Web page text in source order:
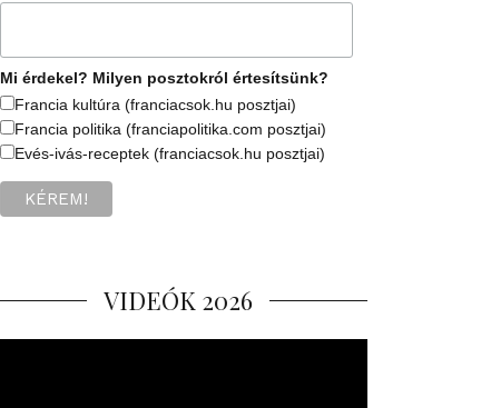
Mi érdekel? Milyen posztokról értesítsünk?
Francia kultúra (franciacsok.hu posztjai)
Francia politika (franciapolitika.com posztjai)
Evés-ivás-receptek (franciacsok.hu posztjai)
VIDEÓK 2026